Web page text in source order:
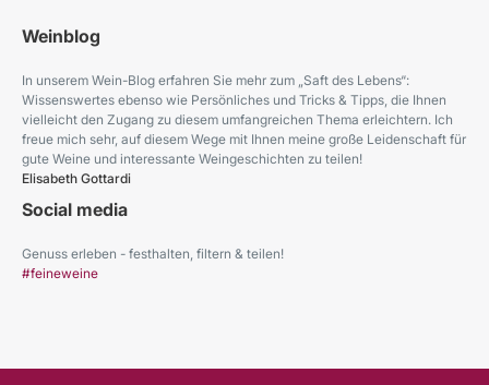
Weinblog
In unserem Wein-Blog erfahren Sie mehr zum „Saft des Lebens“:
Wissenswertes ebenso wie Persönliches und Tricks & Tipps, die Ihnen
vielleicht den Zugang zu diesem umfangreichen Thema erleichtern. Ich
freue mich sehr, auf diesem Wege mit Ihnen meine große Leidenschaft für
gute Weine und interessante Weingeschichten zu teilen!
Elisabeth Gottardi
Social media
Genuss erleben - festhalten, filtern & teilen!
#feineweine